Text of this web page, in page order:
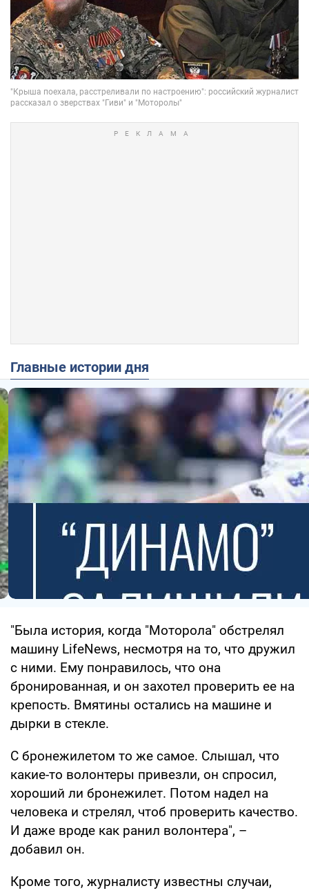
Главные истории дня
"Была история, когда "Моторола" обстрелял
машину LifeNews, несмотря на то, что дружил
с ними. Ему понравилось, что она
бронированная, и он захотел проверить ее на
крепость. Вмятины остались на машине и
дырки в стекле.
С бронежилетом то же самое. Слышал, что
какие-то волонтеры привезли, он спросил,
хороший ли бронежилет. Потом надел на
человека и стрелял, чтоб проверить качество.
И даже вроде как ранил волонтера", –
добавил он.
Кроме того, журналисту известны случаи,